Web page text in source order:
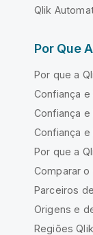
Qlik
Por Que
Por que a
Confiança e
Confiança
Confiança e
Por que a
Comparar o
Parceiros
Origens e
Regiões Qlik